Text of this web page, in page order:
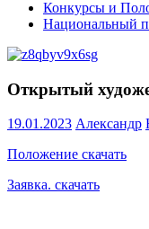
Конкурсы и
Национальный
Открытый
19.01.2023 Александр
Положение скачать
Заявка. скачать